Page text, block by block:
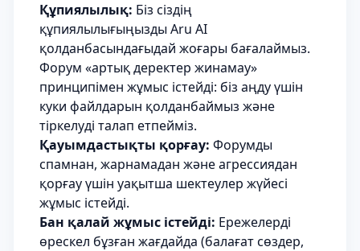
Құпиялылық: Біз сіздің
құпиялылығыңызды Aru AI
қолданбасындағыдай жоғары бағалаймыз.
Форум «артық деректер жинамау»
принципімен жұмыс істейді: біз аңду үшін
куки файлдарын қолданбаймыз және
тіркелуді талап етпейміз.
Қауымдастықты қорғау: Форумды
спамнан, жарнамадан және агрессиядан
қорғау үшін уақытша шектеулер жүйесі
жұмыс істейді.
Бан қалай жұмыс істейді: Ережелерді
өрескел бұзған жағдайда (балағат сөздер,